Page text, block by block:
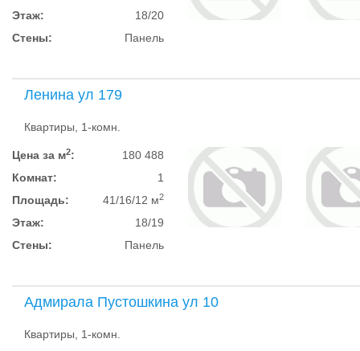
Этаж:
18/20
Стены:
Панель
Ленина ул 179
Квартиры, 1-комн.
Цена за м2:
180 488
Комнат:
1
Площадь:
41/16/12 м2
Этаж:
18/19
Стены:
Панель
Адмирала Пустошкина ул 10
Квартиры, 1-комн.